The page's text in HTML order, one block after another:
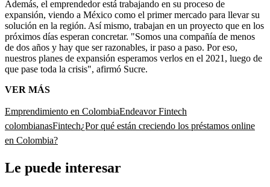
Además, el emprendedor está trabajando en su proceso de
expansión, viendo a México como el primer mercado para llevar su
solución en la región. Así mismo, trabajan en un proyecto que en los
próximos días esperan concretar. "Somos una compañía de menos
de dos años y hay que ser razonables, ir paso a paso. Por eso,
nuestros planes de expansión esperamos verlos en el 2021, luego de
que pase toda la crisis", afirmó Sucre.
VER MÁS
Emprendimiento en ColombiaEndeavorFintech
colombianasFintech¿Por qué están creciendo los préstamos online
en Colombia?
Le puede interesar